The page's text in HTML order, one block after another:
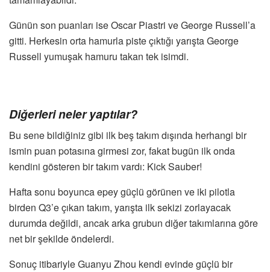
Günün son puanları ise Oscar Piastri ve George Russell’a
gitti. Herkesin orta hamurla piste çıktığı yarışta George
Russell yumuşak hamuru takan tek isimdi.
Diğerleri neler yaptılar?
Bu sene bildiğiniz gibi ilk beş takım dışında herhangi bir
ismin puan potasına girmesi zor, fakat bugün ilk onda
kendini gösteren bir takım vardı: Kick Sauber!
Hafta sonu boyunca epey güçlü görünen ve iki pilotla
birden Q3’e çıkan takım, yarışta ilk sekizi zorlayacak
durumda değildi, ancak arka grubun diğer takımlarına göre
net bir şekilde öndelerdi.
Sonuç itibariyle Guanyu Zhou kendi evinde güçlü bir